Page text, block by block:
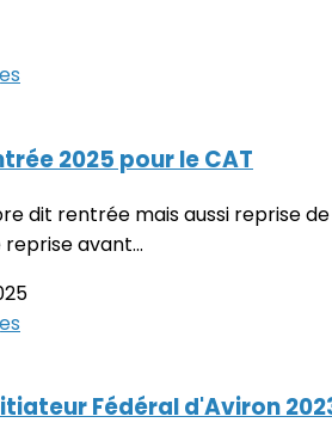
2025 pour le CAT
dit rentrée mais aussi reprise
avant...
Fédéral d'Aviron